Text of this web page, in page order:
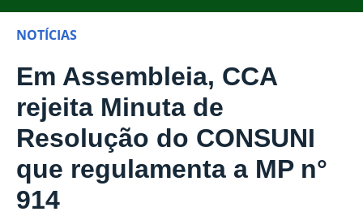
NOTÍCIAS
Em Assembleia, CCA
rejeita Minuta de
Resolução do CONSUNI
que regulamenta a MP n°
914